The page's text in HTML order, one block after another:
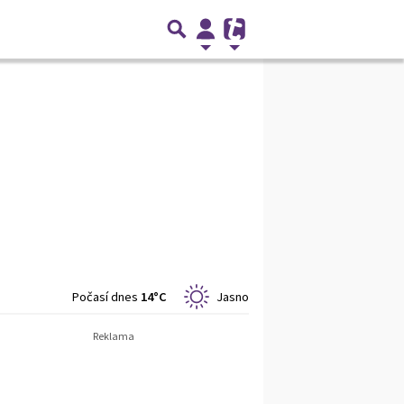
Počasí dnes 14°C Jasno